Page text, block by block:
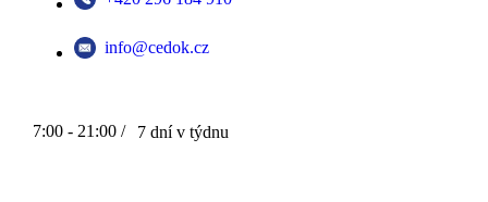
info@cedok.cz
7:00 - 21:00 / 7 dní v týdnu